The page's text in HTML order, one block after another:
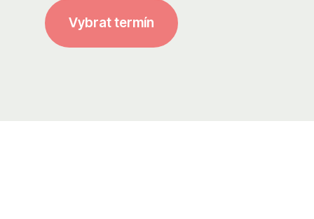
Vybrat termín